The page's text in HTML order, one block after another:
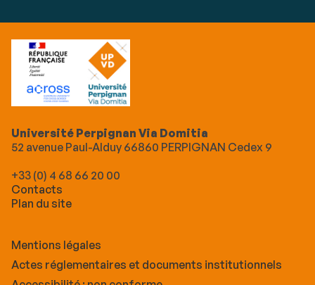
Université Perpignan Via Domitia
52 avenue Paul-Alduy 66860 PERPIGNAN Cedex 9
+33 (0) 4 68 66 20 00
Contacts
Plan du site
Mentions légales
Actes réglementaires et documents institutionnels